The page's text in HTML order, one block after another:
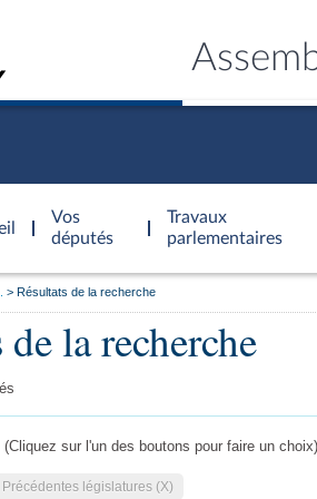
Vos
députés
Travaux
parlementaires
Résultats de la recherche
la recherche
(Cliquez sur l'un des boutons pour faire un choix)
Précédentes législatures (X)